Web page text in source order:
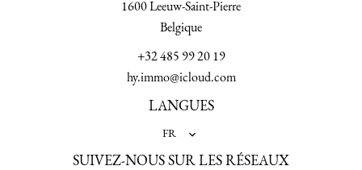
1600Leeuw-Saint-Pierre
Belgique
+32 485 99 20 19
hy.immo@icloud.com
LANGUES
FR
SUIVEZ-NOUS SUR LES RÉSEAUX